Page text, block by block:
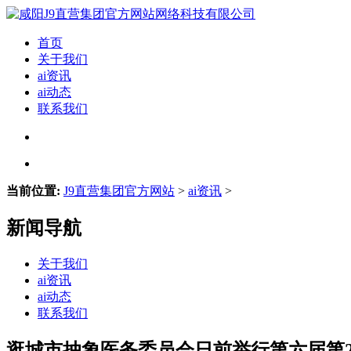
首页
关于我们
ai资讯
ai动态
联系我们
当前位置: J9直营集团官方网站 > ai资讯 >
新闻导航
关于我们
ai资讯
ai动态
联系我们